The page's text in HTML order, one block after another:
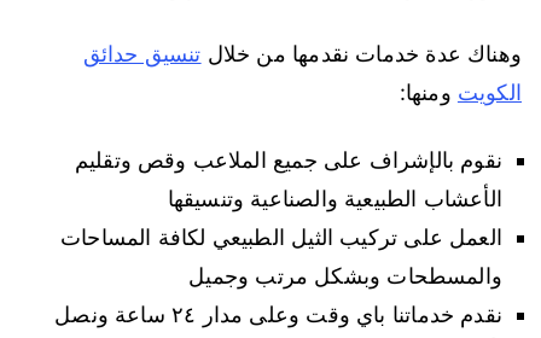
وهناك عدة خدمات نقدمها من خلال تنسيق حدائق
الكويت ومنها:
نقوم بالإشراف على جميع الملاعب وقص وتقليم
الأعشاب الطبيعية والصناعية وتنسيقها
العمل على تركيب الثيل الطبيعي لكافة المساحات
والمسطحات وبشكل مرتب وجميل
نقدم خدماتنا باي وقت وعلى مدار ٢٤ ساعة ونصل